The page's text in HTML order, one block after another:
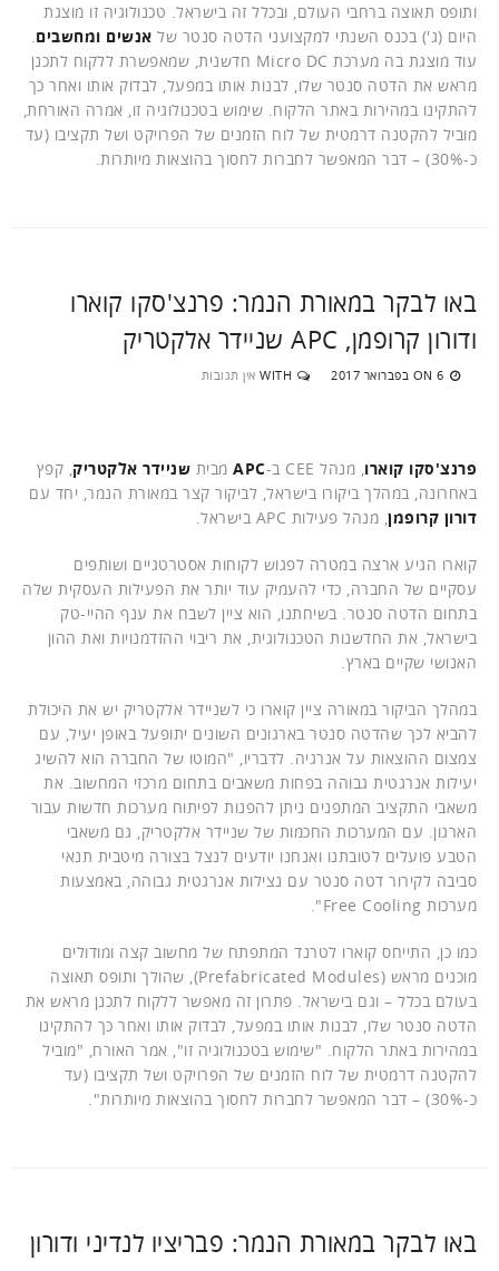
ותופס תאוצה ברחבי העולם, ובכלל זה בישראל. טכנולוגיה זו מוצגת
היום (ג') בכנס השנתי למקצועני הדטה סנטר של אנשים ומחשבים.
עוד מוצגת בה מערכת Micro DC חדשנית, שמאפשרת ללקוח לתכנן
מראש את הדטה סנטר שלו, לבנות אותו במפעל, לבדוק אותו ואחר כך
להתקינו במהירות באתר הלקוח. שימוש בטכנולוגיה זו, אמרה האורחת,
מוביל להקטנה דרמטית של לוח הזמנים של הפרויקט ושל תקציבו (עד
כ-30%) – דבר המאפשר לחברות לחסוך בהוצאות מיותרות.
באו לבקר במאורת הנמר: פרנצ'סקו קוארו
ודורון קרופמן, APC שניידר אלקטריק
ON 6 בפברואר 2017 WITH אין תגובות
פרנצ'סקו קוארו, מנהל CEE ב- APC מבית שניידר אלקטריק, קפץ
באחרונה, במהלך ביקורו בישראל, לביקור קצר במאורת הנמר, יחד עם
דורון קרופמן, מנהל פעילות APC בישראל.
קוארו הגיע ארצה במטרה לפגוש לקוחות אסטרטגיים ושותפים
עסקיים של החברה, כדי להעמיק עוד יותר את הפעילות העסקית שלה
בתחום הדטה סנטר. בשיחתנו, הוא ציין לשבח את ענף ההיי-טק
בישראל, את החדשנות הטכנולוגית, את ריבוי ההזדמנויות ואת ההון
האנושי שקיים בארץ.
במהלך הביקור במאורה ציין קוארו כי לשניידר אלקטריק יש את היכולת
להביא לכך שהדטה סנטר בארגונים השונים יתופעל באופן יעיל, עם
צמצום ההוצאות על אנרגיה. לדבריו, "המוטו של החברה הוא להשיג
יעילות אנרגטית גבוהה בפחות משאבים בתחום מרכזי המחשוב. את
משאבי התקציב המתפנים ניתן להפנות לפיתוח מערכות חדשות עבור
הארגון. עם המערכות החכמות של שניידר אלקטריק, גם משאבי
הטבע פועלים לטובתנו ואנחנו יודעים לנצל בצורה מיטבית תנאי
סביבה לקירור דטה סנטר עם נצילות אנרגטית גבוהה, באמצעות
מערכות Free Cooling".
כמו כן, התייחס קוארו לטרנד המתפתח של מחשוב קצה ומודולים
מוכנים מראש (Prefabricated Modules), שהולך ותופס תאוצה
בעולם בכלל – וגם בישראל. פתרון זה מאפשר ללקוח לתכנן מראש את
הדטה סנטר שלו, לבנות אותו במפעל, לבדוק אותו ואחר כך להתקינו
במהירות באתר הלקוח. "שימוש בטכנולוגיה זו", אמר האורח, "מוביל
להקטנה דרמטית של לוח הזמנים של הפרויקט ושל תקציבו (עד
כ-30%) – דבר המאפשר לחברות לחסוך בהוצאות מיותרות".
באו לבקר במאורת הנמר: פבריציו לנדיני ודורון